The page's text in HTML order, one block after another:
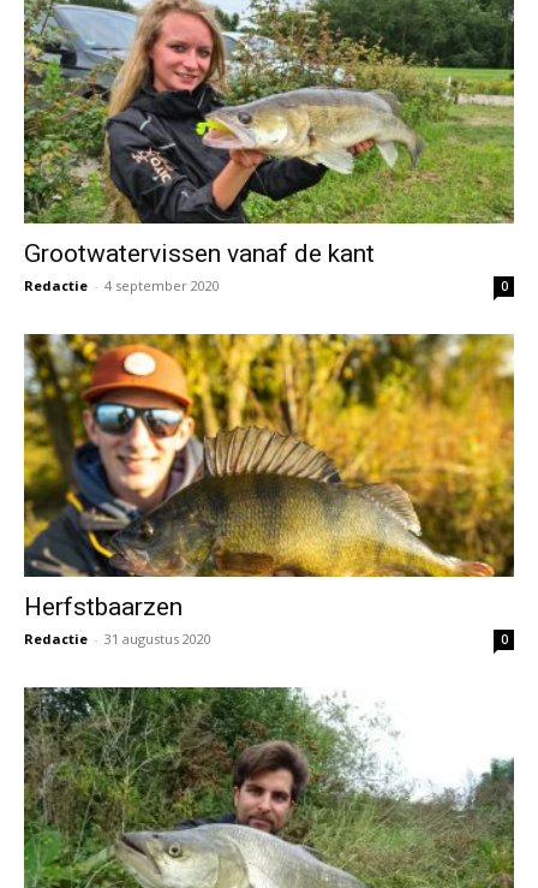
Grootwatervissen vanaf de kant
Redactie - 4 september 2020 0
Herfstbaarzen
Redactie - 31 augustus 2020 0